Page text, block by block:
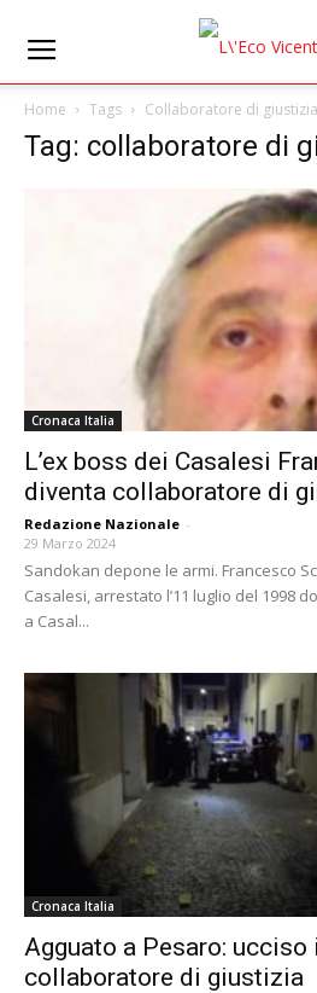
Home Tags Collaboratore di giustizia
Tag: collaboratore di
Cronaca Italia
L’ex boss dei Casalesi
diventa collaboratore di
Redazione Nazionale -
29 Marzo 2024
Sandokan depone le armi. Francesco
Casalesi, arrestato l’11 luglio del 1998
a Casal...
Cronaca Italia
Agguato a Pesaro:
collaboratore di giustizia